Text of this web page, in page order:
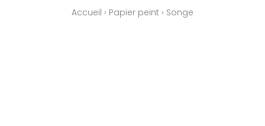
Accueil › Papier peint › Songe